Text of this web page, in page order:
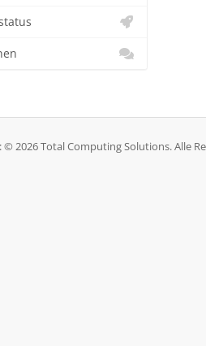
© 2026 Total Computing Solutions. Alle